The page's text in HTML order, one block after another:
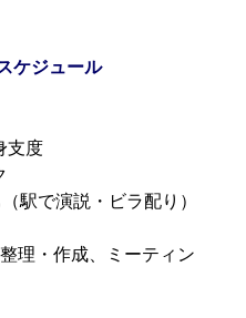
ケジュール
支度
駅で演説・ビラ配り）
理・作成、ミーティン